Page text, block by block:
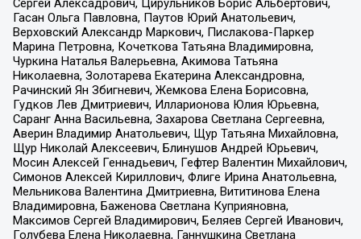
Сергей Алексадрович, Цирульников Борис Альбертович,
Гасан Ольга Павловна, Паутов Юрий Анатольевич,
Верховский Александр Маркович, Пислакова-Паркер
Марина Петровна, Кочеткова Татьяна Владимировна,
Чуркина Наталья Валерьевна, Акимова Татьяна
Николаевна, Золотарева Екатерина Александровна,
Рачинский Ян Збигневич, Жемкова Елена Борисовна,
Гудков Лев Дмитриевич, Илларионова Юлия Юрьевна,
Саранг Анна Васильевна, Захарова Светлана Сергеевна,
Аверин Владимир Анатольевич, Щур Татьяна Михайловна,
Щур Николай Алексеевич, Блинушов Андрей Юрьевич,
Мосин Алексей Геннадьевич, Гефтер Валентин Михайлович,
Симонов Алексей Кириллович, Флиге Ирина Анатольевна,
Мельникова Валентина Дмитриевна, Вититинова Елена
Владимировна, Баженова Светлана Куприяновна,
Максимов Сергей Владимирович, Беляев Сергей Иванович,
Голубева Елена Николаевна, Ганнушкина Светлана